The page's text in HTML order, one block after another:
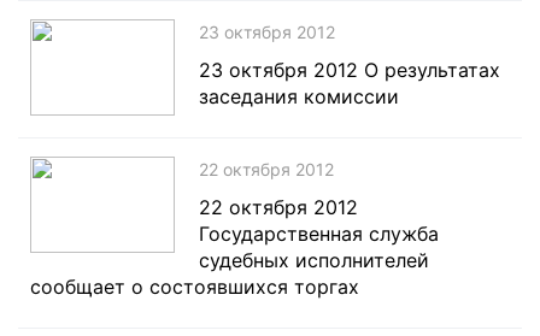
23 октября 2012
23 октября 2012 О результатах
заседания комиссии
22 октября 2012
22 октября 2012
Государственная служба
судебных исполнителей
сообщает о состоявшихся торгах